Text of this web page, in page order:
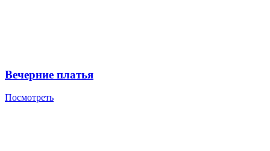
Вечерние платья
Посмотреть